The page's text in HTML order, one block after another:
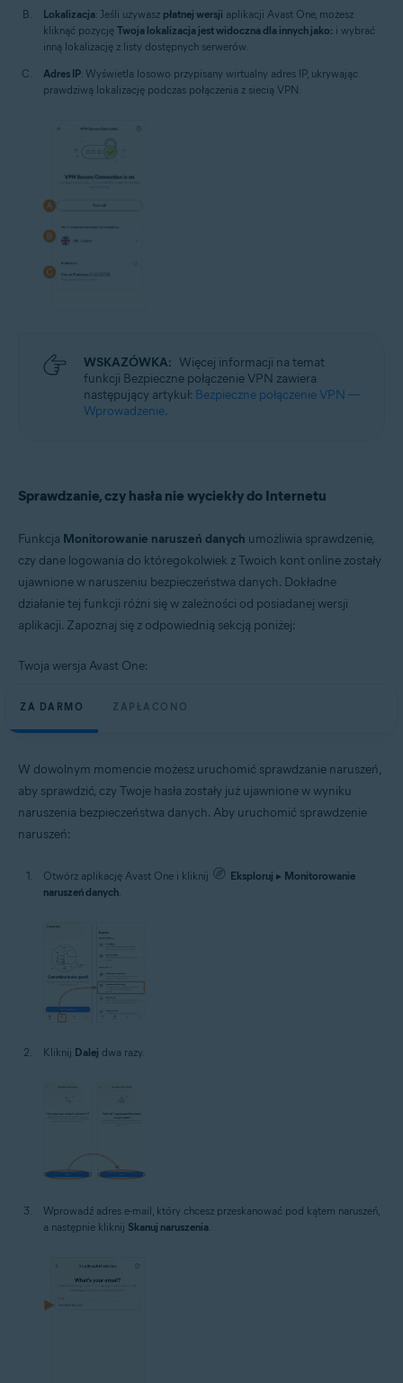
Lokalizacja: Jeśli używasz płatnej wersji aplikacji Avast One, możesz
kliknąć pozycję Twoja lokalizacja jest widoczna dla innych jako: i wybrać
inną lokalizację z listy dostępnych serwerów.
Adres IP: Wyświetla losowo przypisany wirtualny adres IP, ukrywając
prawdziwą lokalizację podczas połączenia z siecią VPN.
WSKAZÓWKA: Więcej informacji na temat
funkcji Bezpieczne połączenie VPN zawiera
następujący artykuł: Bezpieczne połączenie VPN —
Wprowadzenie.
Sprawdzanie, czy hasła nie wyciekły do Internetu
Funkcja Monitorowanie naruszeń danych umożliwia sprawdzenie,
czy dane logowania do któregokolwiek z Twoich kont online zostały
ujawnione w naruszeniu bezpieczeństwa danych. Dokładne
działanie tej funkcji różni się w zależności od posiadanej wersji
aplikacji. Zapoznaj się z odpowiednią sekcją poniżej:
Twoja wersja Avast One:
ZA DARMO ZAPŁACONO
W dowolnym momencie możesz uruchomić sprawdzanie naruszeń,
aby sprawdzić, czy Twoje hasła zostały już ujawnione w wyniku
naruszenia bezpieczeństwa danych. Aby uruchomić sprawdzenie
naruszeń:
Otwórz aplikację Avast One i kliknij Eksploruj ▸ Monitorowanie
naruszeń danych.
Kliknij Dalej dwa razy.
Wprowadź adres e-mail, który chcesz przeskanować pod kątem naruszeń,
a następnie kliknij Skanuj naruszenia.